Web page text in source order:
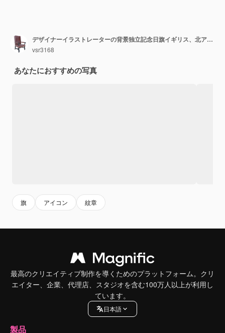
デザイナーイラストレーターの背景独立記念日旗イギリス、北アイルランド、アザドカシミール
vsr3168
あなたにおすすめの写真
旗 アイコン 紋章
最高のクリエイティブ制作を導くためのプラットフォーム。クリ
エイター、企業、代理店、スタジオを含む100万人以上が利用し
ています。
日本語
製品